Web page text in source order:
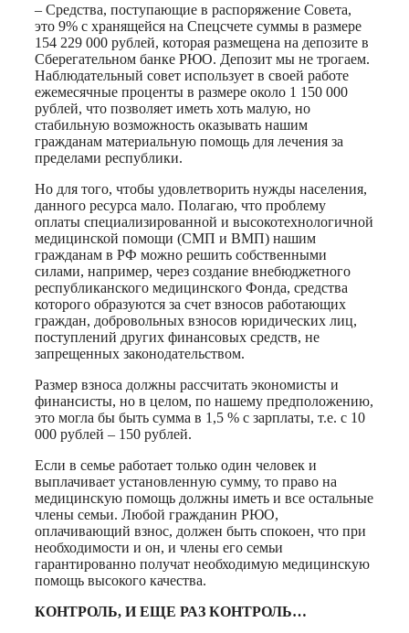
– Средства, поступающие в распоряжение Совета,
это 9% с хранящейся на Спецсчете суммы в размере
154 229 000 рублей, которая размещена на депозите в
Сберегательном банке РЮО. Депозит мы не трогаем.
Наблюдательный совет использует в своей работе
ежемесячные проценты в размере около 1 150 000
рублей, что позволяет иметь хоть малую, но
стабильную возможность оказывать нашим
гражданам материальную помощь для лечения за
пределами республики.
Но для того, чтобы удовлетворить нужды населения,
данного ресурса мало. Полагаю, что проблему
оплаты специализированной и высокотехнологичной
медицинской помощи (СМП и ВМП) нашим
гражданам в РФ можно решить собственными
силами, например, через создание внебюджетного
республиканского медицинского Фонда, средства
которого образуются за счет взносов работающих
граждан, добровольных взносов юридических лиц,
поступлений других финансовых средств, не
запрещенных законодательством.
Размер взноса должны рассчитать экономисты и
финансисты, но в целом, по нашему предположению,
это могла бы быть сумма в 1,5 % с зарплаты, т.е. с 10
000 рублей – 150 рублей.
Если в семье работает только один человек и
выплачивает установленную сумму, то право на
медицинскую помощь должны иметь и все остальные
члены семьи. Любой гражданин РЮО,
оплачивающий взнос, должен быть спокоен, что при
необходимости и он, и члены его семьи
гарантированно получат необходимую медицинскую
помощь высокого качества.
КОНТРОЛЬ, И ЕЩЕ РАЗ КОНТРОЛЬ…